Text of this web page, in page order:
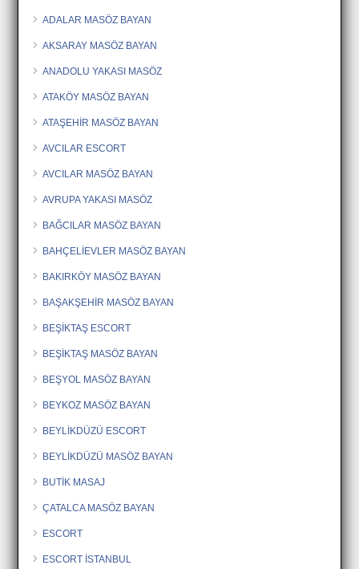
ADALAR MASÖZ BAYAN
AKSARAY MASÖZ BAYAN
ANADOLU YAKASI MASÖZ
ATAKÖY MASÖZ BAYAN
ATAŞEHİR MASÖZ BAYAN
AVCILAR ESCORT
AVCILAR MASÖZ BAYAN
AVRUPA YAKASI MASÖZ
BAĞCILAR MASÖZ BAYAN
BAHÇELİEVLER MASÖZ BAYAN
BAKIRKÖY MASÖZ BAYAN
BAŞAKŞEHİR MASÖZ BAYAN
BEŞİKTAŞ ESCORT
BEŞİKTAŞ MASÖZ BAYAN
BEŞYOL MASÖZ BAYAN
BEYKOZ MASÖZ BAYAN
BEYLİKDÜZÜ ESCORT
BEYLİKDÜZÜ MASÖZ BAYAN
BUTİK MASAJ
ÇATALCA MASÖZ BAYAN
ESCORT
ESCORT İSTANBUL